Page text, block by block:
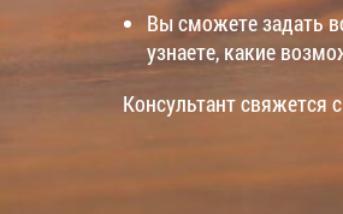
Вы сможете задать
узнаете, какие
Консультант свяжется